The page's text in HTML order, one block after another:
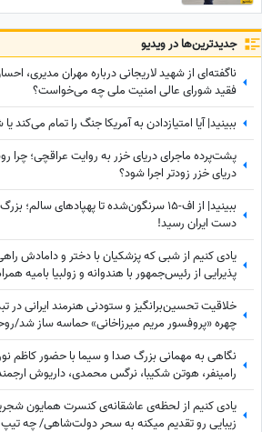
جدید‌ترین‌ها در ویدیو
ناگفته‌ای از شهید لاریجانی درباره مهران مدیری،
فقید شورای عالی امنیت ملی چه می‌خواست؟
ببینید| آیا امتیازدادن به آمریکا جنگ را تمام
پشت‌پرده ماجرای دریای خزر به روایت عراقچی؛ چرا
دریای خزر زودتر اجرا شود؟
ببینید| از اف-15 سرنگون‌شده تا پهپادهای
دست ایران رسید!
یادی کنیم از شبی که پزشکیان با دختر و دامادش
پذیرایی از رئیس‌جمهور با هندوانه و زولبیا بامیه
دکتر پزشکیان+ویدیو
چهره «پروفسور مریم میرزاخانی» حماسه ساز شد/
نگاهی به مهمانی بزرگ صدا و سیما با حضور کاظم
رامینفر، هوتن شکیبا، نرگس محمدی، داریوش
در یک قاب
یادی کنیم از لحظه‌ی عاشقانه‌ی کنسرت همایون
زیبایی رو تقدیم میکنه به سحر دولت‌شاهی/ چه